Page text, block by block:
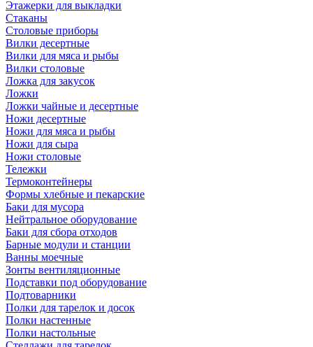
Этажерки для выкладки
Стаканы
Столовые приборы
Вилки десертные
Вилки для мяса и рыбы
Вилки столовые
Ложка для закусок
Ложки
Ложки чайные и десертные
Ножи десертные
Ножи для мяса и рыбы
Ножи для сыра
Ножи столовые
Тележки
Термоконтейнеры
Формы хлебные и пекарские
Баки для мусора
Нейтральное оборудование
Баки для сбора отходов
Барные модули и станции
Ванны моечные
Зонты вентиляционные
Подставки под оборудование
Подтоварники
Полки для тарелок и досок
Полки настенные
Полки настольные